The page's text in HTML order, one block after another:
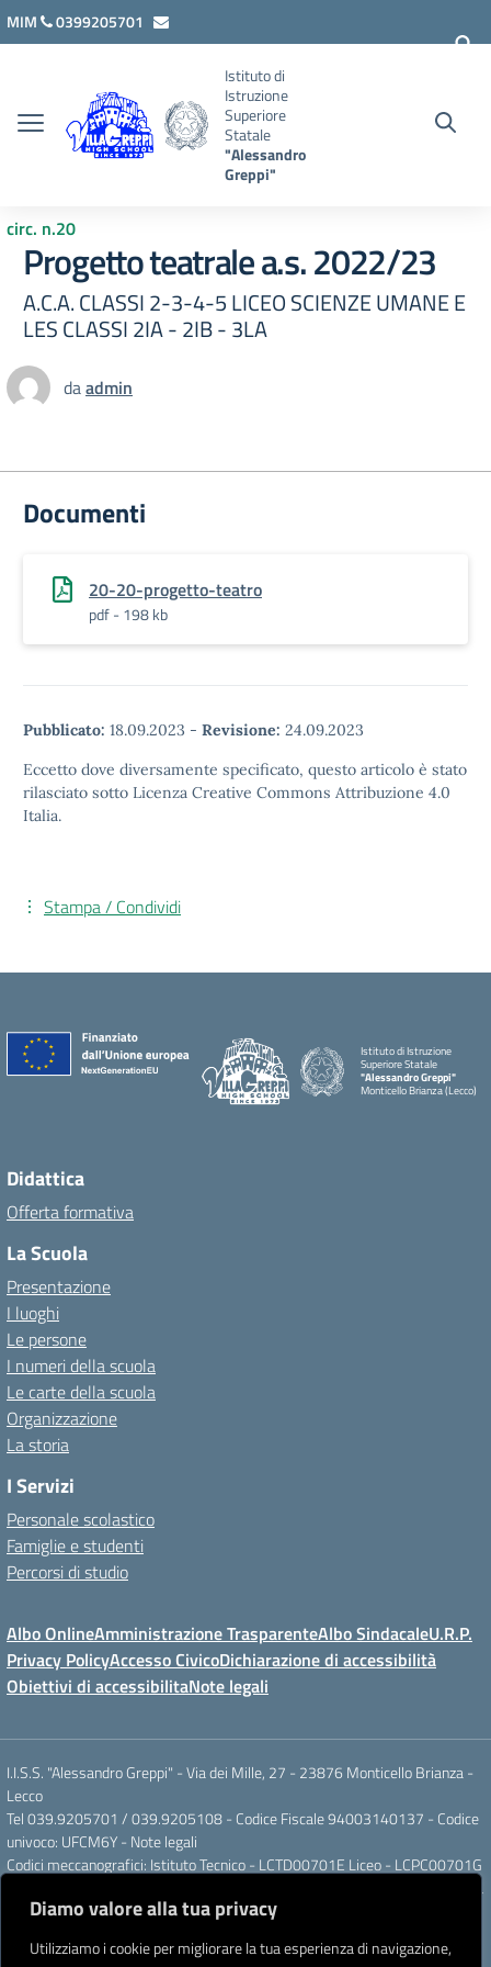
Diamo valore alla tua privacy
Utilizziamo i cookie per migliorare la tua esperienza di navigazione,
Vai ai contenuti
Vai al menu di navigazione
Vai al footer
MIM
0399205701
Istituto di
Istruzione
Superiore
Statale
"Alessandro
Greppi"
circ. n.20
Progetto teatrale a.s. 2022/23
A.C.A. CLASSI 2-3-4-5 LICEO SCIENZE UMANE E
LES CLASSI 2IA - 2IB - 3LA
daadmin
Documenti
20-20-progetto-teatro
pdf - 198 kb
Pubblicato: 18.09.2023 - Revisione: 24.09.2023
Eccetto dove diversamente specificato, questo articolo è stato
rilasciato sotto Licenza Creative Commons Attribuzione 4.0
Italia.
Stampa / Condividi
Istituto di Istruzione
Superiore Statale
"Alessandro Greppi"
Monticello Brianza (Lecco)
Didattica
Offerta formativa
La Scuola
Presentazione
I luoghi
Le persone
I numeri della scuola
Le carte della scuola
Organizzazione
La storia
I Servizi
Personale scolastico
Famiglie e studenti
Percorsi di studio
Albo OnlineAmministrazione TrasparenteAlbo SindacaleU.R.P.
Privacy PolicyAccesso CivicoDichiarazione di accessibilità
Obiettivi di accessibilitaNote legali
I.I.S.S. "Alessandro Greppi" - Via dei Mille, 27 - 23876 Monticello Brianza -
Lecco
Tel 039.9205701 / 039.9205108 - Codice Fiscale 94003140137 - Codice
univoco: UFCM6Y - Note legali
Codici meccanografici: Istituto Tecnico - LCTD00701E Liceo - LCPC00701G
Posta elettronica ordinaria: LCIS007008@ISTRUZIONE.IT Posta elettronica
certificata: LCIS007008@PEC.ISTRUZIONE.IT
Intestato a: Istituto di Istruzione Secondaria Superiore A. Greppi